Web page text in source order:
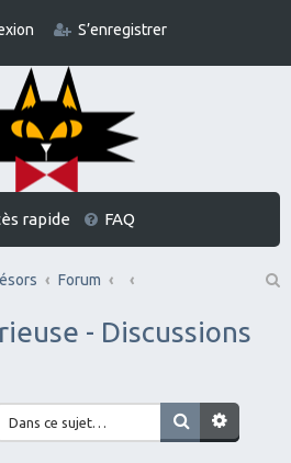
S’enregistrer
rapide FAQ
Forum
- Discussions